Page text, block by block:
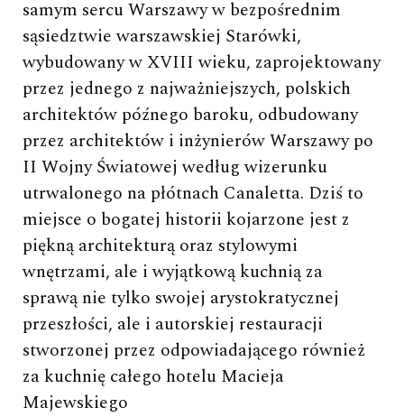
samym sercu Warszawy w bezpośrednim
sąsiedztwie warszawskiej Starówki,
wybudowany w XVIII wieku, zaprojektowany
przez jednego z najważniejszych, polskich
architektów późnego baroku, odbudowany
przez architektów i inżynierów Warszawy po
II Wojny Światowej według wizerunku
utrwalonego na płótnach Canaletta. Dziś to
miejsce o bogatej historii kojarzone jest z
piękną architekturą oraz stylowymi
wnętrzami, ale i wyjątkową kuchnią za
sprawą nie tylko swojej arystokratycznej
przeszłości, ale i autorskiej restauracji
stworzonej przez odpowiadającego również
za kuchnię całego hotelu Macieja
Majewskiego